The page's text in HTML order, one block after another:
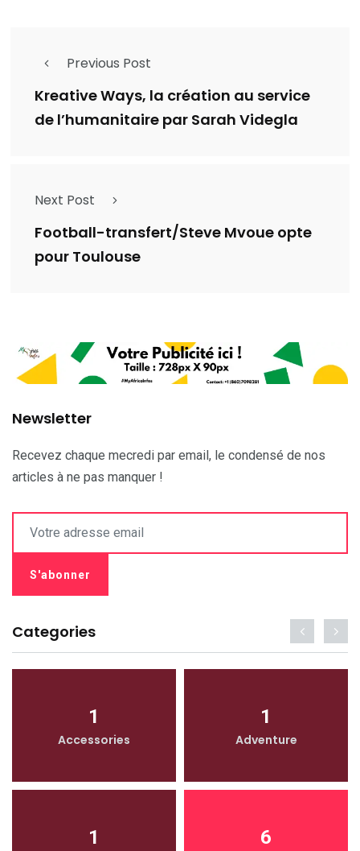
Previous Post
Kreative Ways, la création au service
de l’humanitaire par Sarah Videgla
Next Post
Football-transfert/Steve Mvoue opte
pour Toulouse
Newsletter
Recevez chaque mecredi par email, le condensé de nos
articles à ne pas manquer !
Categories
1
Accessories
1
Adventure
1 6